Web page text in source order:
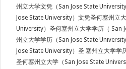
州立大学文凭（San Jose State
Jose State University）文凭圣何塞州立
University）圣何塞州立大学学历（ San
州立大学学历（San Jose State
Jose State University）圣 塞州立大学学
圣何塞州立大学（San Jose State